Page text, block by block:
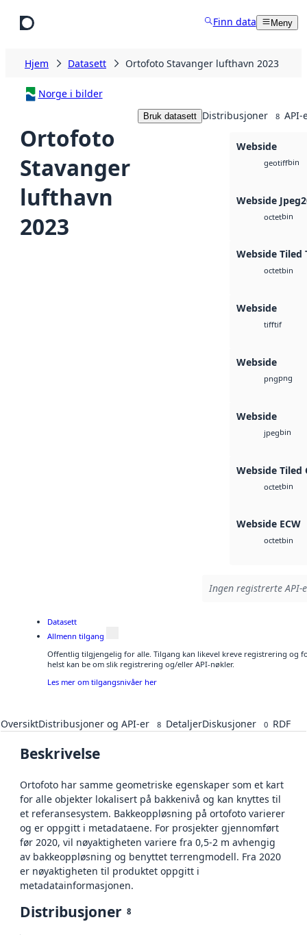
Finn data Meny
Hjem Datasett Ortofoto Stavanger lufthavn 2023
Norge i bilder
Ortofoto
Stavanger
lufthavn
2023
Bruk datasett Distribusjoner 8 API-
Webside
geotiffbin
Webside
octetbin
Webside Tiled
octetbin
Webside
tifftif
Webside
pngpng
Webside
jpegbin
Webside Tiled
octetbin
Webside ECW
octetbin
Ingen registrerte
Datasett
Allmenn tilgang
Offentlig tilgjengelig for alle. Tilgang kan likevel kreve registrering og
helst kan be om slik registrering og/eller API-nøkler.
Les mer om tilgangsnivåer her
OversiktDistribusjoner og API-er 8 DetaljerDiskusjoner 0 RDF
Beskrivelse
Ortofoto har samme geometriske egenskaper som et kart
for alle objekter lokalisert på bakkenivå og kan knyttes til
et referansesystem. Bakkeoppløsning på ortofoto varierer
og er oppgitt i metadataene. For prosjekter gjennomført
før 2020, vil nøyaktigheten variere fra 0,5-2 m avhengig
av bakkeoppløsning og benyttet terrengmodell. Fra 2020
er nøyaktigheten til produktet oppgitt i
metadatainformasjonen.
Distribusjoner 8